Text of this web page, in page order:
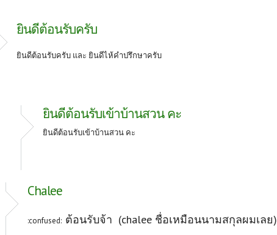
ยินดีต้อนรับครับ
ยินดีต้อนรับครับ และ ยินดีไห้คำปรึกษาครับ
ยินดีต้อนรับเข้าบ้านสวน คะ
ยินดีต้อนรับเข้าบ้านสวน คะ
Chalee
:confused: ต้อนรับจ้า (chalee ชื่อเหมือนนามสกุลผมเลย)